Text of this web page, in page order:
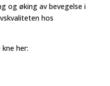
og øking av bevegelse i
hos
her: